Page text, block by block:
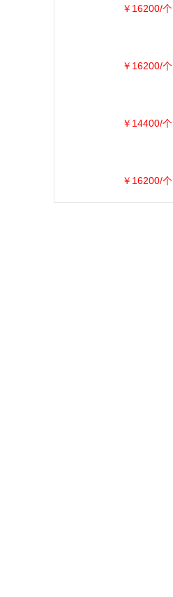
￥16200/个
￥16200/个
￥14400/个
￥16200/个